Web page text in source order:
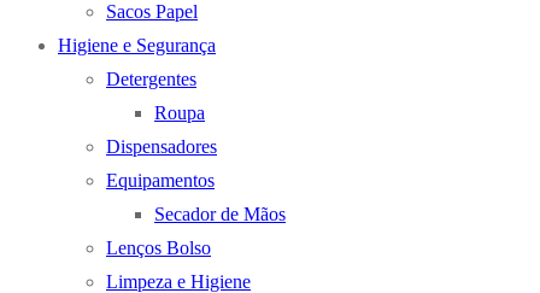
Sacos Papel
Higiene e Segurança
Detergentes
Roupa
Dispensadores
Equipamentos
Secador de Mãos
Lenços Bolso
Limpeza e Higiene